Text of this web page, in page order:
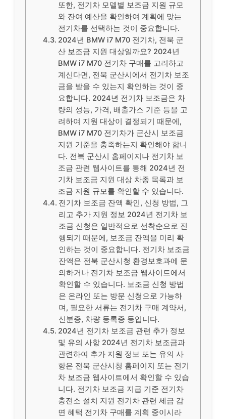
또한, 전기차 모델별 보조금 지원 규모
와 잔여 예산을 확인하여 계획에 맞는
전기차를 선택하는 것이 중요합니다.
2024년 BMW i7 M70 전기차, 전북 군
산 보조금 지원 대상일까요? 2024년
BMW i7 M70 전기차 구매를 고려하고
계신다면, 전북 군산시에서 전기차 보조
금을 받을 수 있는지 확인하는 것이 중
요합니다. 2024년 전기차 보조금은 차
량의 성능, 가격, 배출가스 기준 등을 고
려하여 지원 대상이 결정되기 때문에,
BMW i7 M70 전기차가 군산시 보조금
지원 기준을 충족하는지 확인해야 합니
다. 전북 군산시 홈페이지나 전기차 보
조금 관련 웹사이트를 통해 2024년 전
기차 보조금 지원 대상 차종 목록과 보
조금 지원 규모를 확인할 수 있습니다.
전기차 보조금 잔액 확인, 신청 방법, 그
리고 추가 지원 정보 2024년 전기차 보
조금 신청은 일반적으로 선착순으로 진
행되기 때문에, 보조금 잔액을 미리 확
인하는 것이 중요합니다. 전기차 보조금
잔액은 전북 군산시청 환경보호과에 문
의하거나 전기차 보조금 웹사이트에서
확인할 수 있습니다. 보조금 신청 방법
은 온라인 또는 방문 신청으로 가능하
며, 필요한 서류는 전기차 구매 계약서,
신분증, 차량 등록증 등입니다.
2024년 전기차 보조금 관련 추가 정보
및 유의 사항 2024년 전기차 보조금과
관련하여 추가 지원 정보 또는 유의 사
항은 전북 군산시청 홈페이지 또는 전기
차 보조금 웹사이트에서 확인할 수 있습
니다. 전기차 보조금 지급 기준 전기차
충전소 설치 지원 전기차 관련 세금 감
면 혜택 전기차 구매를 계획 중이시라